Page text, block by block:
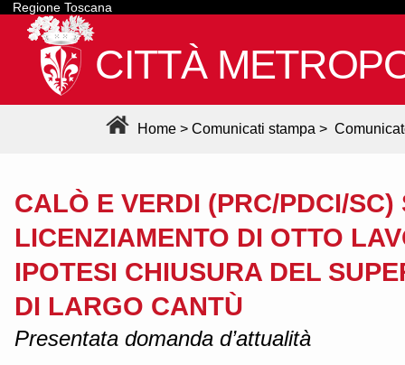
Regione Toscana
CITTÀ
Home > Comunicati stampa >
CALÒ E VERDI (PRC/PDCI/SC)
LICENZIAMENTO DI OTTO
IPOTESI CHIUSURA DEL
DI LARGO CANTÙ
Presentata domanda d’attualità